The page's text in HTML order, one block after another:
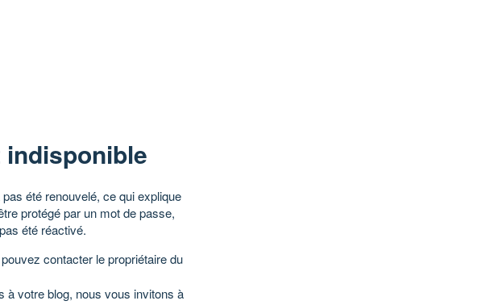
été renouvelé, ce qui explique
protégé par un mot de passe,
été réactivé.
contacter le propriétaire du
à votre blog, nous vous invitons à